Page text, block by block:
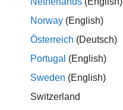
Norway (English)
Österreich (Deutsch)
Portugal (English)
Sweden (English)
Switzerland